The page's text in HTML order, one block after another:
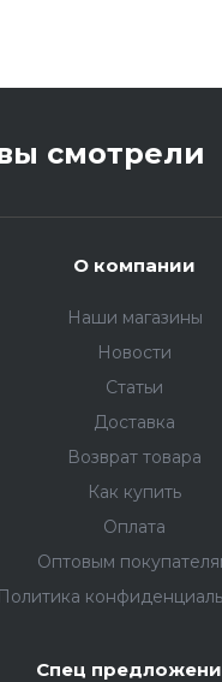
смотрели
О компании
Наши магазины
Новости
Статьи
Доставка
Возврат товара
Как купить
Оплата
Оптовым
Политика
Спец